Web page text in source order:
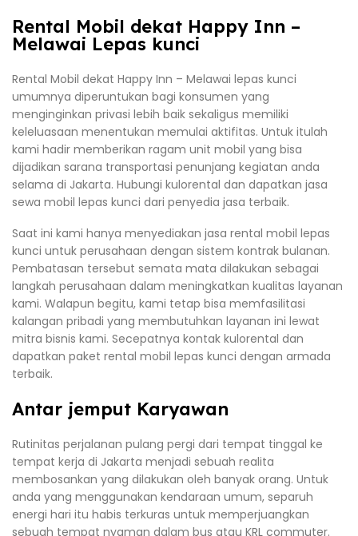
Rental Mobil dekat Happy Inn –
Melawai Lepas kunci
Rental Mobil dekat Happy Inn – Melawai lepas kunci
umumnya diperuntukan bagi konsumen yang
menginginkan privasi lebih baik sekaligus memiliki
keleluasaan menentukan memulai aktifitas. Untuk itulah
kami hadir memberikan ragam unit mobil yang bisa
dijadikan sarana transportasi penunjang kegiatan anda
selama di Jakarta. Hubungi kulorental dan dapatkan jasa
sewa mobil lepas kunci dari penyedia jasa terbaik.
Saat ini kami hanya menyediakan jasa rental mobil lepas
kunci untuk perusahaan dengan sistem kontrak bulanan.
Pembatasan tersebut semata mata dilakukan sebagai
langkah perusahaan dalam meningkatkan kualitas layanan
kami. Walapun begitu, kami tetap bisa memfasilitasi
kalangan pribadi yang membutuhkan layanan ini lewat
mitra bisnis kami. Secepatnya kontak kulorental dan
dapatkan paket rental mobil lepas kunci dengan armada
terbaik.
Antar jemput Karyawan
Rutinitas perjalanan pulang pergi dari tempat tinggal ke
tempat kerja di Jakarta menjadi sebuah realita
membosankan yang dilakukan oleh banyak orang. Untuk
anda yang menggunakan kendaraan umum, separuh
energi hari itu habis terkuras untuk memperjuangkan
sebuah tempat nyaman dalam bus atau KRL commuter.